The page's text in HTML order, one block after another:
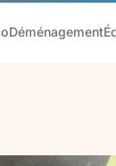
Déménagement